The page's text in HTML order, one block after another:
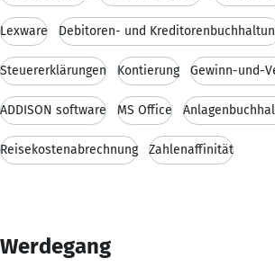
Lexware Debitoren- und
Steuererklärungen Kontierung Gewinn-und-
ADDISON software MS Office
Reisekostenabrechnung Zahlenaffinität
Werdegang